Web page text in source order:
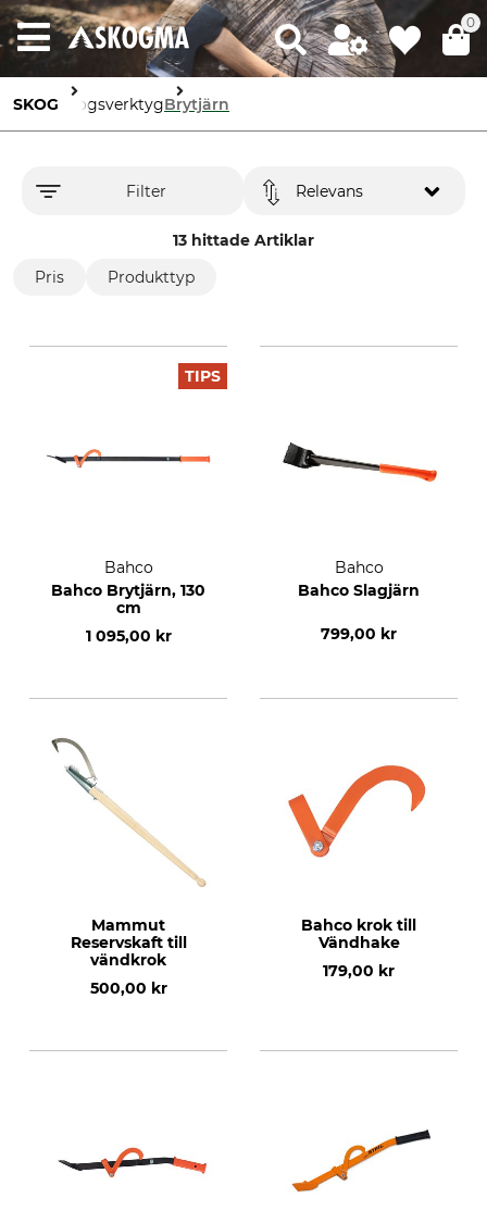
0
SKOG SkogsverktygBrytjärn
Filter
13 hittade Artiklar
Relevans
Pris Produkttyp
TIPS
Bahco
Bahco Brytjärn, 130
cm
1 095,00 kr
Bahco
Bahco Slagjärn
799,00 kr
Mammut
Reservskaft till
vändkrok
500,00 kr
Bahco krok till
Vändhake
179,00 kr